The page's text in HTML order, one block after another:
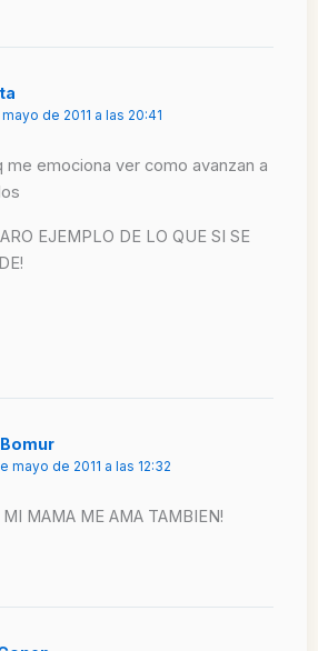
de 2011 a las 20:41
me emociona ver como avanzan a
EJEMPLO DE LO QUE SI SE
mayo de 2011 a las 12:32
MAMA ME AMA TAMBIEN!